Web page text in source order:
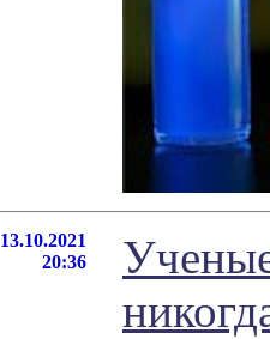
13.10.2021
20:36